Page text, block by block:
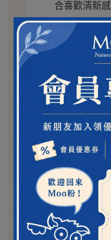
合喜歡清新
蜂蜜燕麥：
鼻。
甜而
氣。
低敏無香：
喜歡香味的
適合哪些